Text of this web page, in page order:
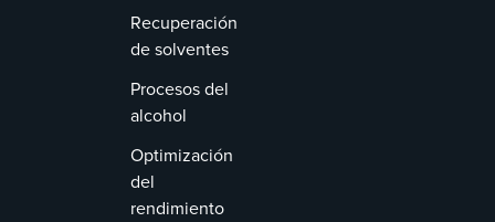
Recuperación
de solventes
Procesos del
alcohol
Optimización
del
rendimiento